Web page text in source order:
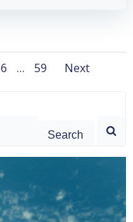
Page
6 … Page
59
Posts
Next